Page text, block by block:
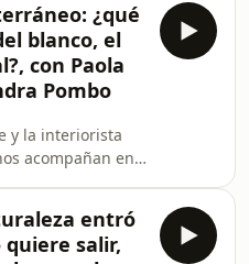
¿Por qué
en la guía de
nos ha ayudado
a acercarnos a
Charlamos
qué nos atrae
vivir como en un
¿qué
blanco, el
con Paola
Pombo
y la interiorista
acompañan en
mediterráneo.
es un filtro ni
entró
salir,